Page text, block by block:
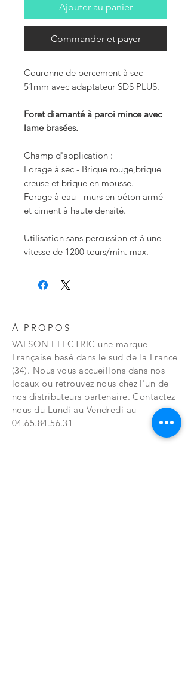
Ajouter au panier
Commander et payer
Couronne de percement à sec
51mm avec adaptateur SDS PLUS.
Foret diamanté à paroi mince avec
lame brasées.
Champ d'application :
Forage à sec - Brique rouge,brique
creuse et brique en mousse.
Forage à eau - murs en béton armé
et ciment à haute densité.
Utilisation sans percussion et à une
vitesse de 1200 tours/min. max.
À PROPOS
VALSON ELECTRIC une marque
Française basé dans le sud de la France
(34). Nous vous accueillons dans nos
locaux ou retrouvez nous chez l'un de
nos distributeurs partenaire. Contactez
nous du Lundi au Vendredi au
04.65.84.56.31